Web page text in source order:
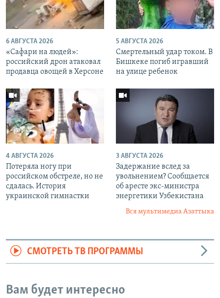
6 АВГУСТА 2026
«Cафари на людей»:
российский дрон атаковал
продавца овощей в Херсоне
5 АВГУСТА 2026
Смертельный удар током. В
Бишкеке погиб игравший
на улице ребенок
4 АВГУСТА 2026
Потеряла ногу при
российском обстреле, но не
сдалась. История
украинской гимнастки
3 АВГУСТА 2026
Задержание вслед за
увольнением? Сообщается
об аресте экс-министра
энергетики Узбекистана
Вся мультимедиа Азаттыка
СМОТРЕТЬ ТВ ПРОГРАММЫ
Вам будет интересно